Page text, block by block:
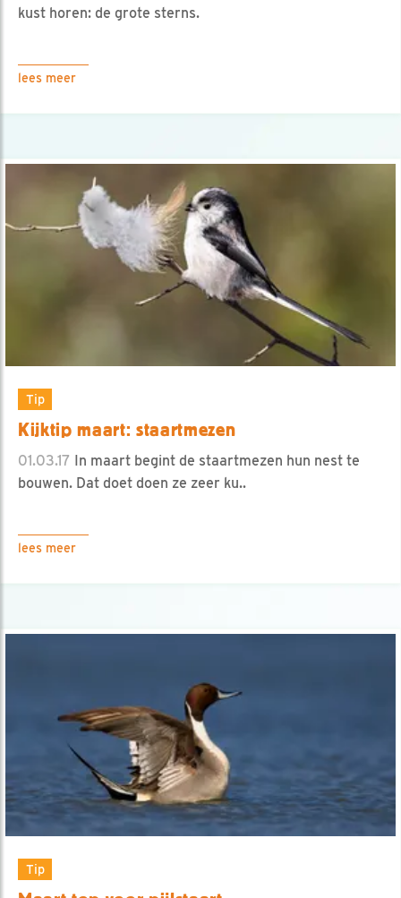
kust horen: de grote sterns.
lees meer
Tip
Kijktip maart: staartmezen
01.03.17 In maart begint de staartmezen hun nest te
bouwen. Dat doet doen ze zeer ku..
lees meer
Tip